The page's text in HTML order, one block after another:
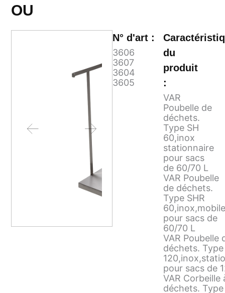
OU
N° d'art :
3606
3607
3604
3605
du
produit
:
VAR
Poubelle de
déchets.
Type SH
60,inox
stationnaire
pour sacs
de 60/70 L
VAR Poubelle
de déchets.
Type SHR
60,inox,mobile
pour sacs de
60/70 L
VAR Poubelle
déchets. Type
pour sacs de
VAR Corbeille
déchets. Type